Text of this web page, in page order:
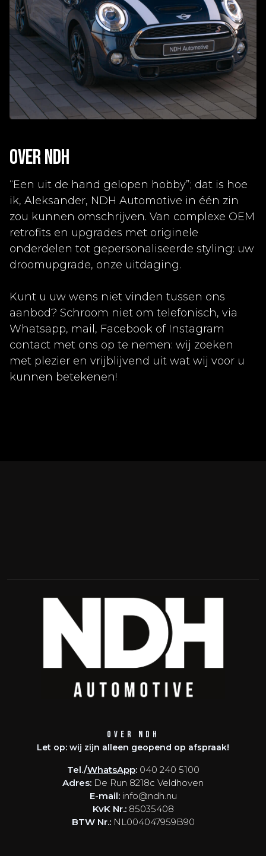
OVER NDH
“Een uit de hand gelopen hobby”; dat is hoe
ik, Aleksander, NDH Automotive in één zin
zou kunnen omschrijven. Van complexe OEM
retrofits en upgrades met originele
onderdelen tot gepersonaliseerde styling: uw
droomupgrade, onze uitdaging.
Kunt u uw wens niet vinden tussen ons
aanbod? Schroom niet om telefonisch, via
Whatsapp, mail, Facebook of Instagram
contact met ons op te nemen: wij zoeken
met plezier en vrijblijvend uit wat wij voor u
kunnen betekenen!
Over NDH
Let op: wij zijn alleen geopend op afspraak!
Tel./WhatsApp: 040 240 5100
Adres: De Run 8218c Veldhoven
E-mail: info@ndh.nu
KvK Nr.:85035408
BTW Nr.:NL004047959B90